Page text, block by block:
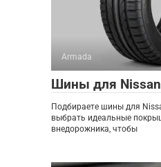
Armada
Шины для
Подбираете шины для
выбрать идеальные
внедорожника, чтобы